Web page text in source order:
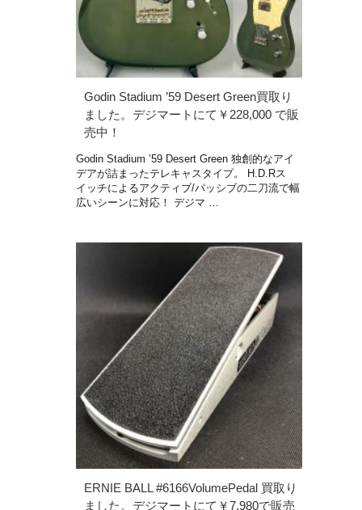
Godin Stadium ’59 Desert Green買取り
ました。デジマートにて￥228,000 で販
売中！
Godin Stadium ’59 Desert Green 独創的なアイ
デアが詰まったテレキャスタイプ。 H.D.Rス
イッチによるアクティブ/パッシブの二刀流で幅
広いシーンに対応！ デジマ …
ERNIE BALL #6166VolumePedal 買取り
ました。デジマートにて￥7,980で販売